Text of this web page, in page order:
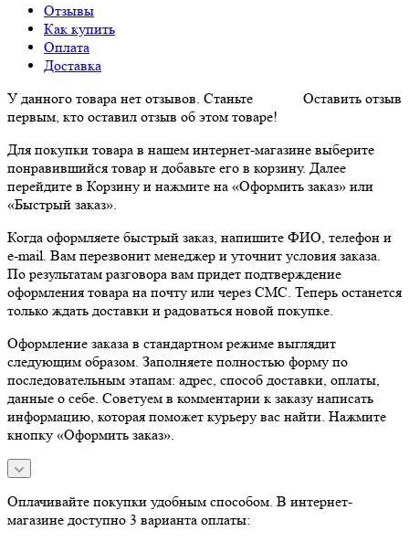
Отзывы
Как купить
Оплата
Доставка
Оставить отзыв
У данного товара нет отзывов. Станьте
первым, кто оставил отзыв об этом товаре!
Для покупки товара в нашем интернет-магазине выберите
понравившийся товар и добавьте его в корзину. Далее
перейдите в Корзину и нажмите на «Оформить заказ» или
«Быстрый заказ».
Когда оформляете быстрый заказ, напишите ФИО, телефон и
e-mail. Вам перезвонит менеджер и уточнит условия заказа.
По результатам разговора вам придет подтверждение
оформления товара на почту или через СМС. Теперь останется
только ждать доставки и радоваться новой покупке.
Оформление заказа в стандартном режиме выглядит
следующим образом. Заполняете полностью форму по
последовательным этапам: адрес, способ доставки, оплаты,
данные о себе. Советуем в комментарии к заказу написать
информацию, которая поможет курьеру вас найти. Нажмите
кнопку «Оформить заказ».
Оплачивайте покупки удобным способом. В интернет-
магазине доступно 3 варианта оплаты: